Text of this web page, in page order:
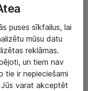
puses sīkfailus, lai
mūsu datu
reklāmas.
un tiem nav
tie ir nepieciešami
varat akceptēt